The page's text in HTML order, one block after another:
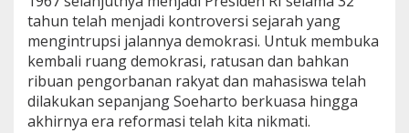
tahun telah menjadi kontroversi sejarah yang
mengintrupsi jalannya demokrasi. Untuk membuka
kembali ruang demokrasi, ratusan dan bahkan
ribuan pengorbanan rakyat dan mahasiswa telah
dilakukan sepanjang Soeharto berkuasa hingga
akhirnya era reformasi telah kita nikmati.